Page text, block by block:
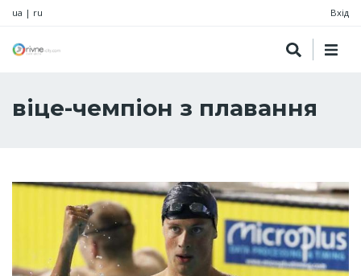
ua | ru Вхід
віце-чемпіон з плавання